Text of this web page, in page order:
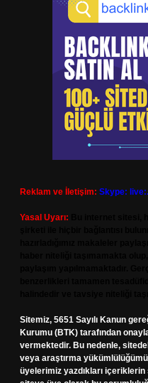
Reklam ve İletişim: Skype:
Yasal Uyarı:
Sitemiz, 5651 Sayılı Kanun
Kurumu (BTK) tarafından
vermektedir. Bu nedenle,
veya araştırma
üyelerimiz yazdıkları